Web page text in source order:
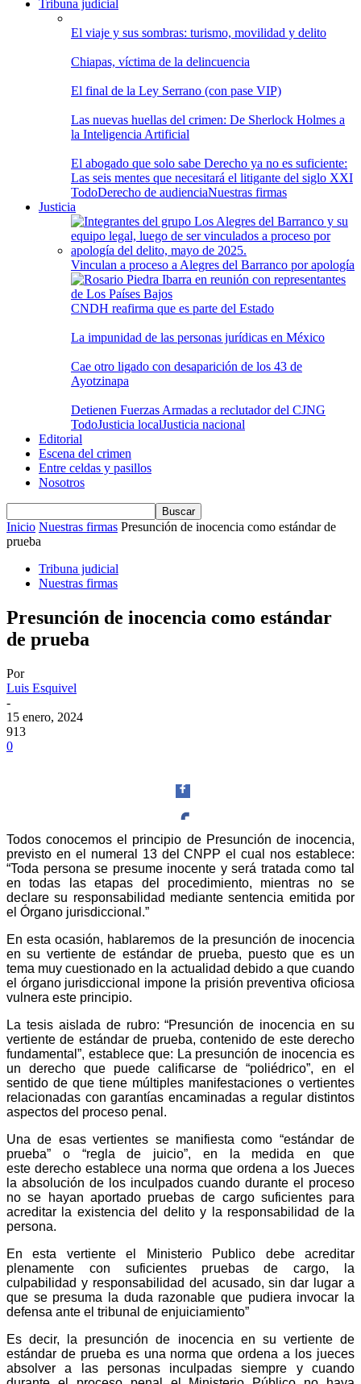
Tribuna judicial
El viaje y sus sombras: turismo, movilidad y delito
Chiapas, víctima de la delincuencia
El final de la Ley Serrano (con pase VIP)
Las nuevas huellas del crimen: De Sherlock Holmes a
la Inteligencia Artificial
El abogado que solo sabe Derecho ya no es suficiente:
Las seis mentes que necesitará el litigante del siglo XXI
TodoDerecho de audienciaNuestras firmas
Justicia
Vinculan a proceso a Alegres del Barranco por apología
CNDH reafirma que es parte del Estado
La impunidad de las personas jurídicas en México
Cae otro ligado con desaparición de los 43 de
Ayotzinapa
Detienen Fuerzas Armadas a reclutador del CJNG
TodoJusticia localJusticia nacional
Editorial
Escena del crimen
Entre celdas y pasillos
Nosotros
Inicio Nuestras firmas Presunción de inocencia como estándar de
prueba
Tribuna judicial
Nuestras firmas
Presunción de inocencia como estándar
de prueba
Por
Luis Esquivel
-
15 enero, 2024
913
0
Facebook
Twitter
Whatsapp
Linkedin
Todos conocemos el principio de Presunción de inocencia,
previsto en el numeral 13 del CNPP el cual nos establece:
“Toda persona se presume inocente y será tratada como tal
en todas las etapas del procedimiento, mientras no se
declare su responsabilidad mediante sentencia emitida por
el Órgano jurisdiccional.”
En esta ocasión, hablaremos de la presunción de inocencia
en su vertiente de estándar de prueba, puesto que es un
tema muy cuestionado en la actualidad debido a que cuando
el órgano jurisdiccional impone la prisión preventiva oficiosa
vulnera este principio.
La tesis aislada de rubro: “Presunción de inocencia en su
vertiente de estándar de prueba, contenido de este derecho
fundamental”, establece que: La presunción de inocencia es
un derecho que puede calificarse de “poliédrico”, en el
sentido de que tiene múltiples manifestaciones o vertientes
relacionadas con garantías encaminadas a regular distintos
aspectos del proceso penal.
Una de esas vertientes se manifiesta como “estándar de
prueba” o “regla de juicio”, en la medida en que
este derecho establece una norma que ordena a los Jueces
la absolución de los inculpados cuando durante el proceso
no se hayan aportado pruebas de cargo suficientes para
acreditar la existencia del delito y la responsabilidad de la
persona.
En esta vertiente el Ministerio Publico debe acreditar
plenamente con suficientes pruebas de cargo, la
culpabilidad y responsabilidad del acusado, sin dar lugar a
que se presuma la duda razonable que pudiera invocar la
defensa ante el tribunal de enjuiciamiento”
Es decir, la presunción de inocencia en su vertiente de
estándar de prueba es una norma que ordena a los jueces
absolver a las personas inculpadas siempre y cuando